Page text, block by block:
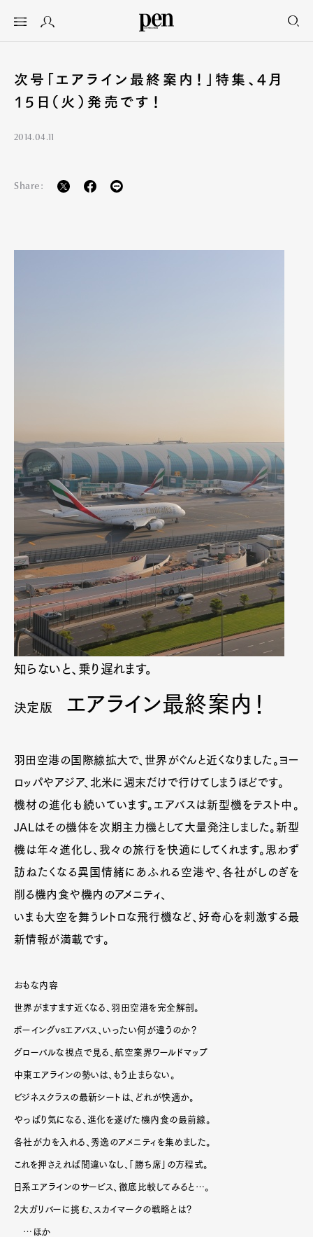
次号「エアライン最終案内！」特集、4月
15日（火）発売です！
2014.04.11
Share:
知らないと、乗り遅れます。
決定版 エアライン最終案内！
羽田空港の国際線拡大で、世界がぐんと近くなりました。ヨー
ロッパやアジア、北米に週末だけで行けてしまうほどです。
機材の進化も続いています。エアバスは新型機をテスト中。
JALはその機体を次期主力機として大量発注しました。新型
機は年々進化し、我々の旅行を快適にしてくれます。思わず
訪ねたくなる異国情緒にあふれる空港や、各社がしのぎを
削る機内食や機内のアメニティ、
いまも大空を舞うレトロな飛行機など、好奇心を刺激する最
新情報が満載です。
おもな内容
世界がますます近くなる、羽田空港を完全解剖。
ボーイングvsエアバス、いったい何が違うのか？
グローバルな視点で見る、航空業界ワールドマップ
中東エアラインの勢いは、もう止まらない。
ビジネスクラスの最新シートは、どれが快適か。
やっぱり気になる、進化を遂げた機内食の最前線。
各社が力を入れる、秀逸のアメニティを集めました。
これを押さえれば間違いなし、「勝ち席」の方程式。
日系エアラインのサービス、徹底比較してみると…。
2大ガリバーに挑む、スカイマークの戦略とは？
…ほか